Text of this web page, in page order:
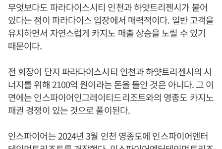
무엇보다도 파라다이스시티 인천과 하얏트리젠시가 붙어
있다는 점이 파라다이스 입장에서 매력적이다. 일반 고객을
유치하면서 자연스럽게 카지노 매출 상승을 노릴 수 있기
때문이다.
전 회장이 단지 파라다이스시티 인천과 하얏트리젠시의 시
너지를 위해 2100억 원이라는 돈을 들인 것은 아니다. 그 이
면에는 인스파이어인그레이티드리조트와의 영종도 카지노
패권 경쟁이 있는 것으로 풀이된다.
인스파이어는 2024년 3월 인천 영종도에 인스파이어엔터